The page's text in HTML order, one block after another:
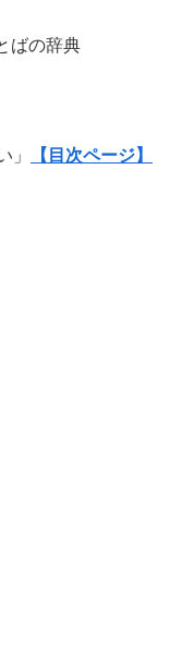
ばの辞典
」
【目次ページ】